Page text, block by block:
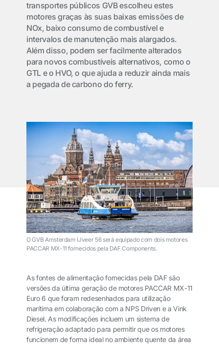
transportes públicos GVB escolheu estes
motores graças às suas baixas emissões de
NOx, baixo consumo de combustível e
intervalos de manutenção mais alargados.
Além disso, podem ser facilmente alterados
para novos combustíveis alternativos, como o
GTL e o HVO, o que ajuda a reduzir ainda mais
a pegada de carbono do ferry.
O GVB Amsterdam IJveer 56 será equipado com dois motores
PACCAR MX-11 fornecidos pela DAF Components.
As fontes de alimentação fornecidas pela DAF são
versões da última geração de motores PACCAR MX-11
Euro 6 que foram redesenhados para utilização
marítima em colaboração com a NPS Driven e a Vink
Diesel. As modificações incluem um sistema de
refrigeração adaptado para permitir que os motores
funcionem de forma ideal no ambiente quente da área